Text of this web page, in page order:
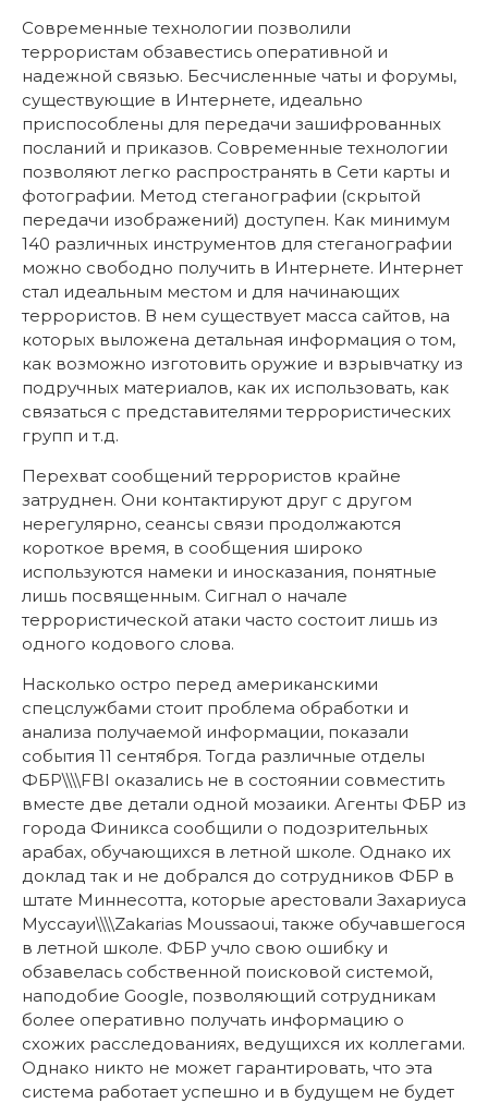
Современные технологии позволили
террористам обзавестись оперативной и
надежной связью. Бесчисленные чаты и форумы,
существующие в Интернете, идеально
приспособлены для передачи зашифрованных
посланий и приказов. Современные технологии
позволяют легко распространять в Сети карты и
фотографии. Метод стеганографии (скрытой
передачи изображений) доступен. Как минимум
140 различных инструментов для стеганографии
можно свободно получить в Интернете. Интернет
стал идеальным местом и для начинающих
террористов. В нем существует масса сайтов, на
которых выложена детальная информация о том,
как возможно изготовить оружие и взрывчатку из
подручных материалов, как их использовать, как
связаться с представителями террористических
групп и т.д.
Перехват сообщений террористов крайне
затруднен. Они контактируют друг с другом
нерегулярно, сеансы связи продолжаются
короткое время, в сообщения широко
используются намеки и иносказания, понятные
лишь посвященным. Сигнал о начале
террористической атаки часто состоит лишь из
одного кодового слова.
Насколько остро перед американскими
спецслужбами стоит проблема обработки и
анализа получаемой информации, показали
события 11 сентября. Тогда различные отделы
ФБР\\\\FBI оказались не в состоянии совместить
вместе две детали одной мозаики. Агенты ФБР из
города Финикса сообщили о подозрительных
арабах, обучающихся в летной школе. Однако их
доклад так и не добрался до сотрудников ФБР в
штате Миннесотта, которые арестовали Захариуса
Муссауи\\\\Zakarias Moussaoui, также обучавшегося
в летной школе. ФБР учло свою ошибку и
обзавелась собственной поисковой системой,
наподобие Google, позволяющий сотрудникам
более оперативно получать информацию о
схожих расследованиях, ведущихся их коллегами.
Однако никто не может гарантировать, что эта
система работает успешно и в будущем не будет